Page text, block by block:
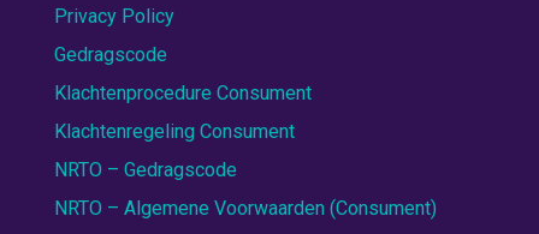
Privacy Policy
Gedragscode
Klachtenprocedure Consument
Klachtenregeling Consument
NRTO – Gedragscode
NRTO – Algemene Voorwaarden (Consument)